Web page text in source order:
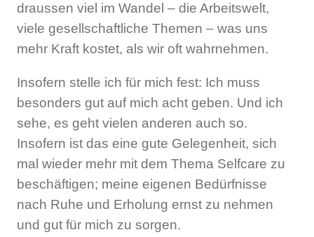
draussen viel im Wandel – die Arbeitswelt,
viele gesellschaftliche Themen – was uns
mehr Kraft kostet, als wir oft wahrnehmen.
Insofern stelle ich für mich fest: Ich muss
besonders gut auf mich acht geben. Und ich
sehe, es geht vielen anderen auch so.
Insofern ist das eine gute Gelegenheit, sich
mal wieder mehr mit dem Thema Selfcare zu
beschäftigen; meine eigenen Bedürfnisse
nach Ruhe und Erholung ernst zu nehmen
und gut für mich zu sorgen.